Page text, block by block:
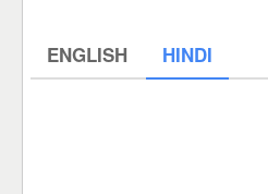
ENGLISH HINDI